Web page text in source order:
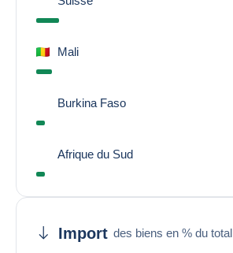
Mali
Burkina Faso
Afrique du Sud
Import des biens en % du total